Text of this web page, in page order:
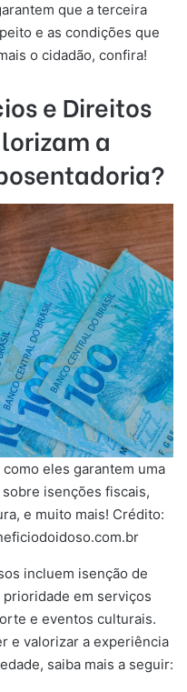
que a terceira
e as condições que
o cidadão, confira!
e Direitos
a
eles garantem uma
isenções fiscais,
e muito mais! Crédito:
incluem isenção de
em serviços
e eventos culturais.
e valorizar a experiência
saiba mais a seguir: